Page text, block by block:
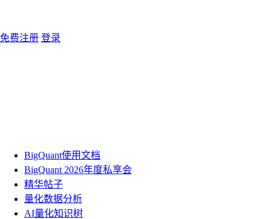
免费注册 登录
BigQuant使用文档
BigQuant 2026年度私享会
精华帖子
量化数据分析
AI量化知识树